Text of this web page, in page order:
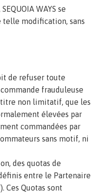
WAYS se
modification, sans
de refuser toute
frauduleuse
titre non limitatif, que les
élevées par
commandées par
sans motif, ni
des quotas de
entre le Partenaire
Ces Quotas sont